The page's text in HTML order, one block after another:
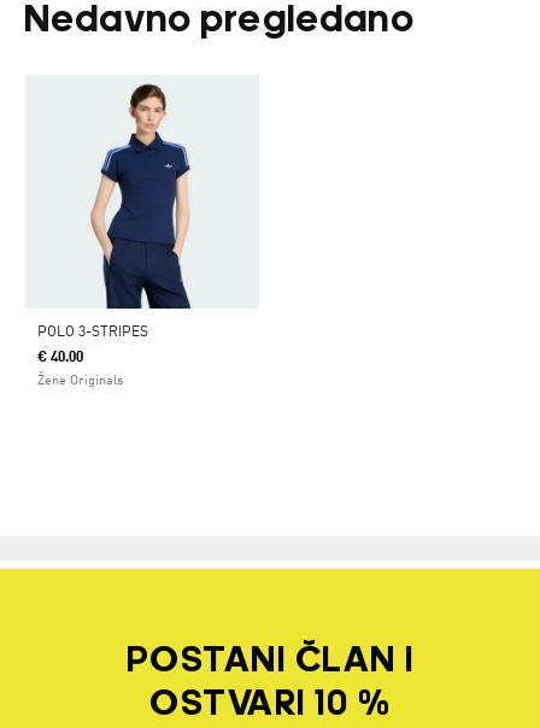
Nedavno pregledano
POLO 3-STRIPES
€ 40.00
Žene Originals
POSTANI ČLAN I
OSTVARI 10 %